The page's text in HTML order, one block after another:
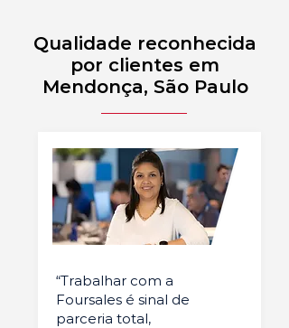
Qualidade reconhecida
por clientes em
Mendonça, São Paulo
“Trabalhar com a
Foursales é sinal de
parceria total,